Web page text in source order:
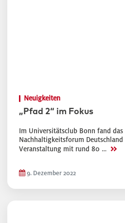
Neuigkeiten
„Pfad 2“ im Fokus
Im Universitätsclub Bonn fand
Nachhaltigkeitsforum
Veranstaltung mit rund 80 … >>
9. Dezember 2022